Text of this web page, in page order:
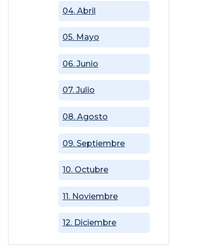
04. Abril
05. Mayo
06. Junio
07. Julio
08. Agosto
09. Septiembre
10. Octubre
11. Noviembre
12. Diciembre